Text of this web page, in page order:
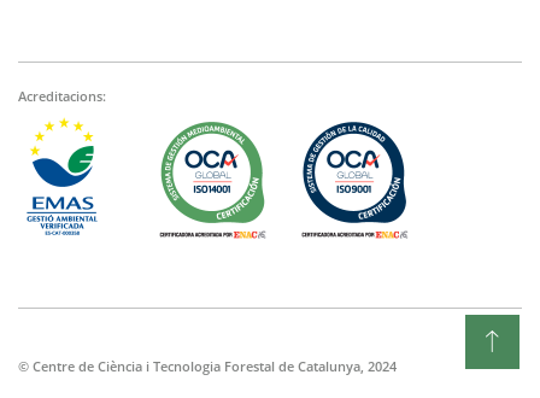
Acreditacions:
© Centre de Ciència i Tecnologia Forestal de Catalunya, 2024